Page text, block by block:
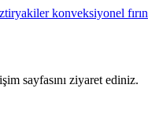
konveksiyonel fırın
sayfasını ziyaret ediniz.